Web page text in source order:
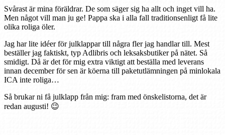
Svårast är mina föräldrar. De som säger sig ha allt och inget vill ha.
Men något vill man ju ge! Pappa ska i alla fall traditionsenligt få lite
olika roliga öler.
Jag har lite idéer för julklappar till några fler jag handlar till. Mest
beställer jag faktiskt, typ Adlibris och leksaksbutiker på nätet. Så
smidigt. Då är det för mig extra viktigt att beställa med leverans
innan december för sen är köerna till paketutlämningen på minlokala
ICA inte roliga…
Så brukar ni få julklapp från mig: fram med önskelistorna, det är
redan augusti! 😉